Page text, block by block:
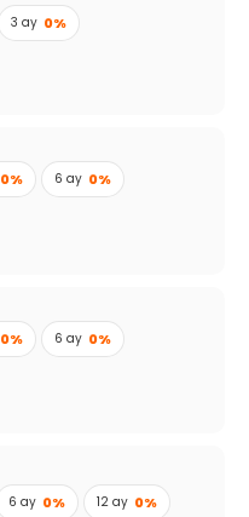
3 ay 0%
0% 6 ay 0%
0% 6 ay 0%
6 ay 0% 12 ay 0%